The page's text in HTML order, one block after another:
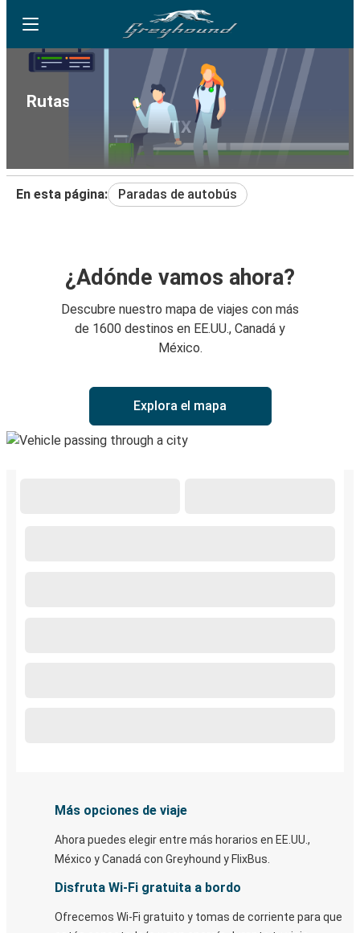
Rutas de autobús de Miami, FL a Conroe,
TX
En esta página: Paradas de autobús
¿Adónde vamos ahora?
Descubre nuestro mapa de viajes con más
de 1600 destinos en EE.UU., Canadá y
México.
Explora el mapa
Más opciones de viaje
Ahora puedes elegir entre más horarios en EE.UU.,
México y Canadá con Greyhound y FlixBus.
Disfruta Wi-Fi gratuita a bordo
Ofrecemos Wi-Fi gratuito y tomas de corriente para que